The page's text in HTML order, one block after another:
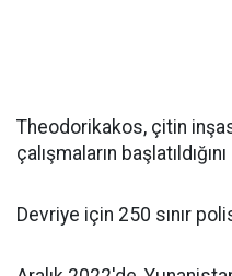
Theodorikakos, çitin
çalışmaların
Devriye için 250 sınır